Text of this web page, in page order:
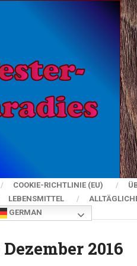
COOKIE-RICHTLINIE (EU)
LEBENSMITTEL
GERMAN
Dezember 2016